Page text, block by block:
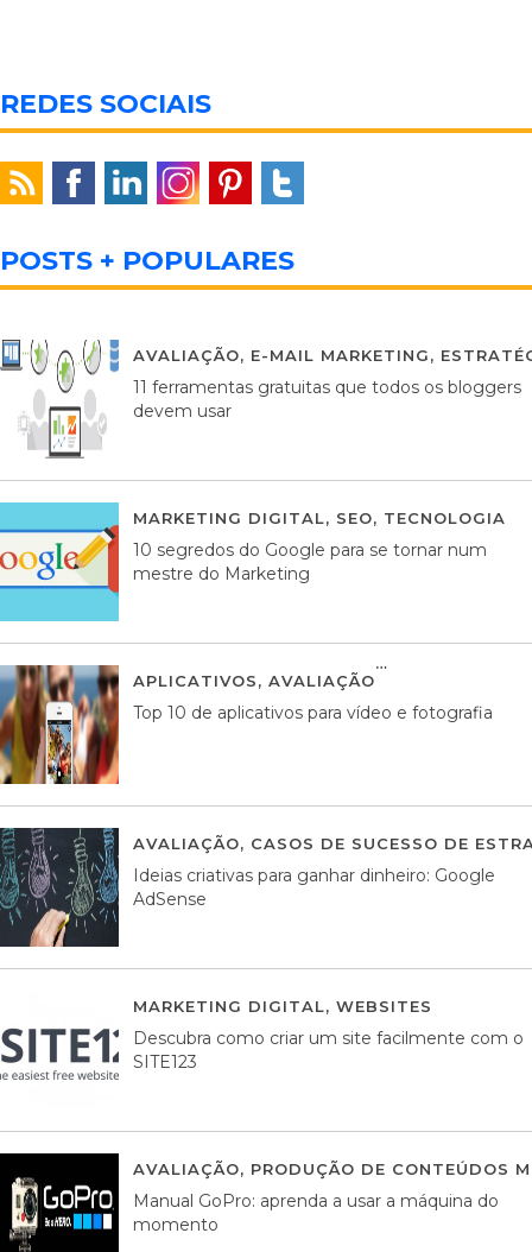
REDES SOCIAIS
POSTS + POPULARES
AVALIAÇÃO, E-MAIL MARKETING,
11 ferramentas gratuitas que todos os bloggers
devem usar
MARKETING DIGITAL, SEO, TECNOLOGIA
10 segredos do Google para se tornar num
mestre do Marketing
APLICATIVOS, AVALIAÇÃO
Top 10 de aplicativos para vídeo e fotografia
AVALIAÇÃO, CASOS DE SUCESSO DE
Ideias criativas para ganhar dinheiro: Google
AdSense
MARKETING DIGITAL, WEBSITES
Descubra como criar um site facilmente com o
SITE123
AVALIAÇÃO, PRODUÇÃO DE CONTEÚDOS
Manual GoPro: aprenda a usar a máquina do
momento